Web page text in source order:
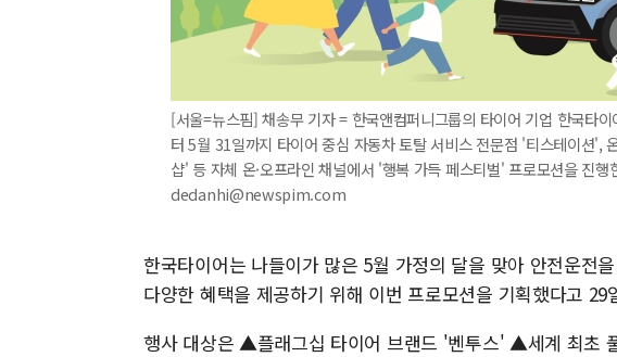
[서울=뉴스핌] 채송무 기자 = 한국앤컴퍼니그룹의 타이어 기업 한국타
터 5월 31일까지 타이어 중심 자동차 토탈 서비스 전문점 '티스테이션',
샵' 등 자체 온·오프라인 채널에서 '행복 가득 페스티벌' 프로모션을 진
dedanhi@newspim.com
한국타이어는 나들이가 많은 5월 가정의 달을 맞아 안전운전
다양한 혜택을 제공하기 위해 이번 프로모션을 기획했다고 29
행사 대상은 ▲플래그십 타이어 브랜드 '벤투스' ▲세계 최초